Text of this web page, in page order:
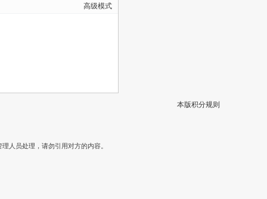
高级模式
本版积分规则
人员处理，请勿引用对方的内容。